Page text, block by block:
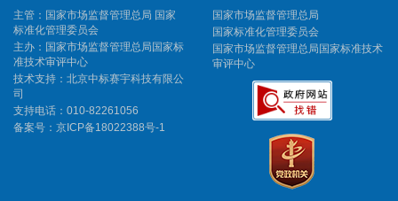
主管：国家市场监督管理总局 国家
标准化管理委员会
主办：国家市场监督管理总局国家标
准技术审评中心
技术支持：北京中标赛宇科技有限公
司
支持电话：010-82261056
备案号： 京ICP备18022388号-1
国家市场监督管理总局
国家标准化管理委员会
国家市场监督管理总局国家标准技术
审评中心